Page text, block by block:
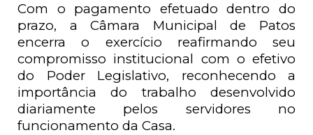
Com o pagamento efetuado dentro do
prazo, a Câmara Municipal de Patos
encerra o exercício reafirmando seu
compromisso institucional com o efetivo
do Poder Legislativo, reconhecendo a
importância do trabalho desenvolvido
diariamente pelos servidores no
funcionamento da Casa.